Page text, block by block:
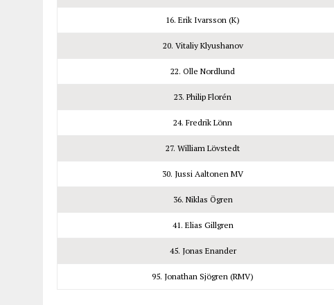
16. Erik Ivarsson (K)
20. Vitaliy Klyushanov
22. Olle Nordlund
23. Philip Florén
24. Fredrik Lönn
27. William Lövstedt
30. Jussi Aaltonen MV
36. Niklas Ögren
41. Elias Gillgren
45. Jonas Enander
95. Jonathan Sjögren (RMV)